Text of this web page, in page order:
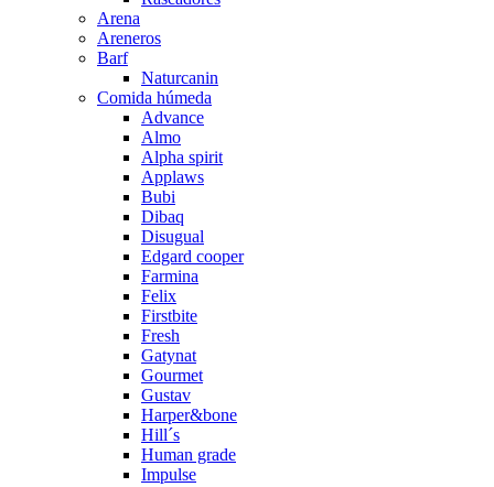
Arena
Areneros
Barf
Naturcanin
Comida húmeda
Advance
Almo
Alpha spirit
Applaws
Bubi
Dibaq
Disugual
Edgard cooper
Farmina
Felix
Firstbite
Fresh
Gatynat
Gourmet
Gustav
Harper&bone
Hill´s
Human grade
Impulse